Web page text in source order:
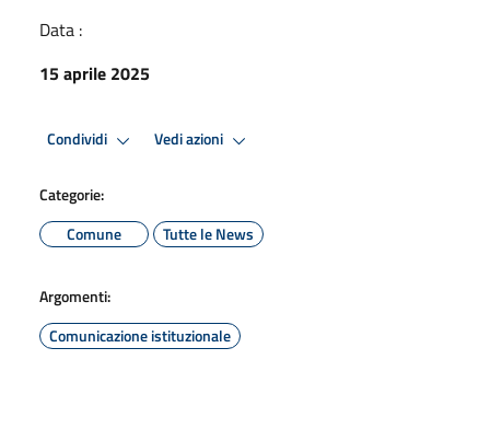
Data :
15 aprile 2025
Condividi Vedi azioni
Categorie:
Comune
Tutte le News
Argomenti:
Comunicazione istituzionale